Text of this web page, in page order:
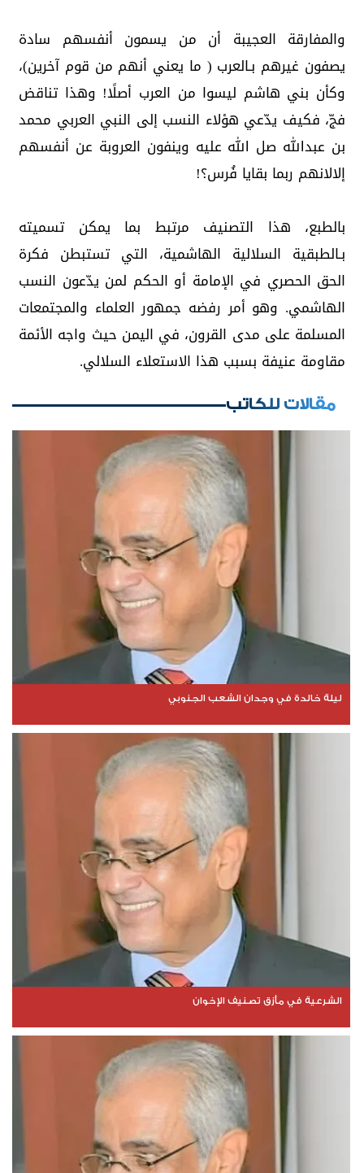
والمفارقة العجيبة أن من يسمون أنفسهم سادة
يصفون غيرهم بـالعرب ( ما يعني أنهم من قوم آخرين)،
وكأن بني هاشم ليسوا من العرب أصلًا! وهذا تناقض
فجّ، فكيف يدّعي هؤلاء النسب إلى النبي العربي محمد
بن عبدالله صل الله عليه وينفون العروبة عن أنفسهم
إلالانهم ربما بقايا فُرس؟!
بالطبع، هذا التصنيف مرتبط بما يمكن تسميته
بـالطبقية السلالية الهاشمية، التي تستبطن فكرة
الحق الحصري في الإمامة أو الحكم لمن يدّعون النسب
الهاشمي. وهو أمر رفضه جمهور العلماء والمجتمعات
المسلمة على مدى القرون، في اليمن حيث واجه الأئمة
مقاومة عنيفة بسبب هذا الاستعلاء السلالي.
مقالات للكاتب
ليلة خالدة في وجدان الشعب الجنوبي
الشرعية في مأزق تصنيف الإخوان